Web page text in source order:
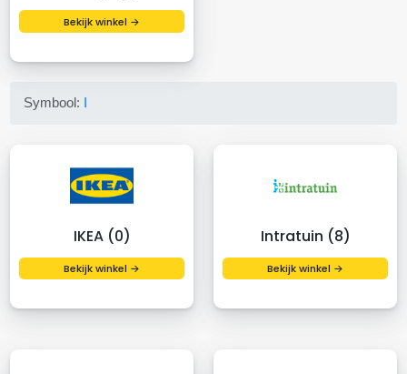
Bekijk winkel →
Symbool: I
IKEA (0)
Bekijk winkel →
Intratuin (8)
Bekijk winkel →